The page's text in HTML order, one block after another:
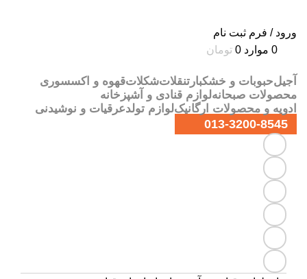
ورود / فرم ثبت نام
0 موارد 0 تومان
آجیلحبوبات و خشکبار تنقلاتشکلاتقهوه و اکسسوری
محصولات صبحانهلوازم قنادی و آشپزخانه
ادویه و محصولات ارگانیکلوازم تولدعرقیات و نوشیدنی
013-3200-8545